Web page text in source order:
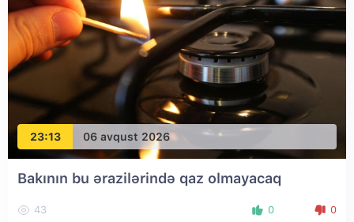
23:13 06 avqust 2026
Bakının bu ərazilərində qaz olmayacaq
43 0 0